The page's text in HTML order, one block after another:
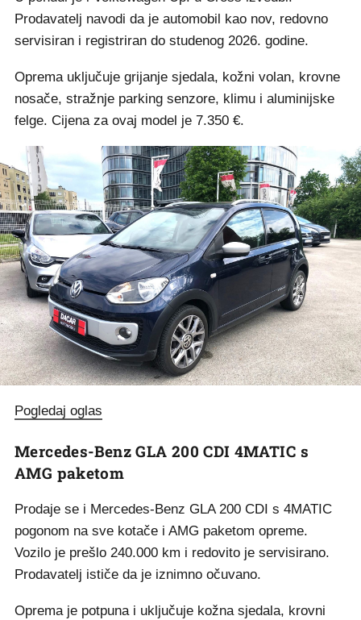
Prodavatelj navodi da je automobil kao nov, redovno
servisiran i registriran do studenog 2026. godine.
Oprema uključuje grijanje sjedala, kožni volan, krovne
nosače, stražnje parking senzore, klimu i aluminijske
felge. Cijena za ovaj model je 7.350 €.
Pogledaj oglas
Mercedes-Benz GLA 200 CDI 4MATIC s
AMG paketom
Prodaje se i Mercedes-Benz GLA 200 CDI s 4MATIC
pogonom na sve kotače i AMG paketom opreme.
Vozilo je prešlo 240.000 km i redovito je servisirano.
Prodavatelj ističe da je iznimno očuvano.
Oprema je potpuna i uključuje kožna sjedala, krovni